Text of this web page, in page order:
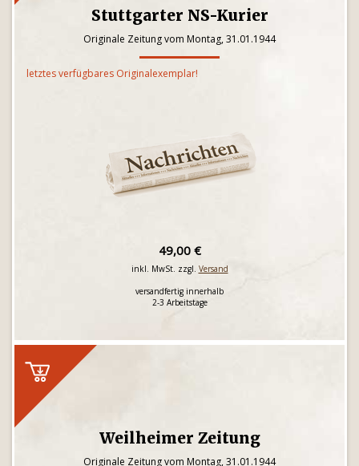
Stuttgarter NS-Kurier
Originale Zeitung vom Montag, 31.01.1944
letztes verfügbares Originalexemplar!
49,00 €
inkl. MwSt. zzgl. Versand
versandfertig innerhalb
2-3 Arbeitstage
Weilheimer Zeitung
Originale Zeitung vom Montag, 31.01.1944